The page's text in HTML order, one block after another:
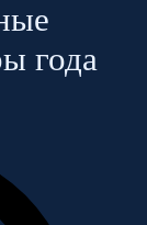
года